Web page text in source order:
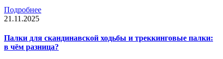
Подробнее
21.11.2025
Палки для скандинавской ходьбы и треккинговые палки:
в чём разница?